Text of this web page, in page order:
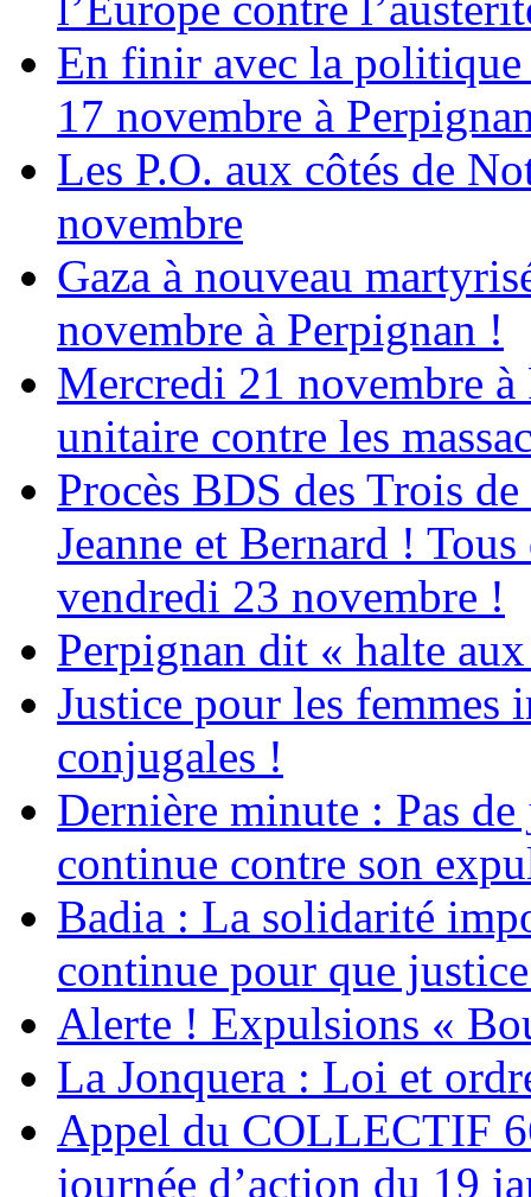
En finir avec la politique
17 novembre à
Les P.O. aux côtés de
novembre
Gaza à nouveau
novembre à Perpignan !
Mercredi 21 novembre à
unitaire contre les
Procès BDS des Trois
Jeanne et Bernard !
vendredi 23 novembre !
Perpignan dit « halte
Justice pour les femmes
conjugales !
Dernière minute : Pas
continue contre son
Badia : La solidarité
continue pour que
Alerte ! Expulsions «
La Jonquera : Loi et
Appel du COLLECTIF
journée d’action du 19